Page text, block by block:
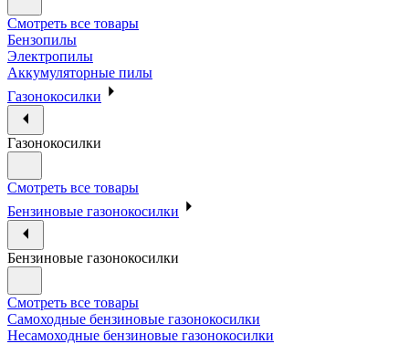
Смотреть все товары
Бензопилы
Электропилы
Аккумуляторные пилы
Газонокосилки
Газонокосилки
Смотреть все товары
Бензиновые газонокосилки
Бензиновые газонокосилки
Смотреть все товары
Самоходные бензиновые газонокосилки
Несамоходные бензиновые газонокосилки